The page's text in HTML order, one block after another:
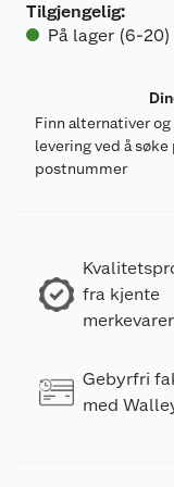
Tilgjengelig:
På lager (6-20)
Finn alternativer
levering ved å
postnummer
fra kjente
merkevarer
Gebyrfri
med